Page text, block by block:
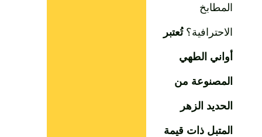
المطابخ
الاحترافية؟تُعتبر
أواني الطهي
المصنوعة من
الحديد الزهر
المتبل ذات قيمة